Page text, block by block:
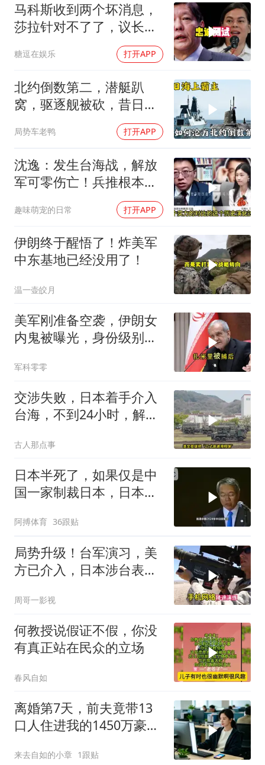
奋力开创中国式现代化建设新局面
马科斯收到两个坏消息，
莎拉针对不了了，议长反
糖逗在娱乐 打开APP
北约倒数第二，潜艇趴
窝，驱逐舰被砍，昔日的
局势车老鸭 打开APP
沈逸：发生台海战，解放
军可零伤亡！兵推根本没
趣味萌宠的日常 打开APP
伊朗终于醒悟了！炸美军
中东基地已经没用了！
温一壶皎月
美军刚准备空袭，伊朗女
内鬼被曝光，身份级别很
军科零零
交涉失败，日本着手介入
台海，不到24小时，解放
古人那点事
日本半死了，如果仅是中
国一家制裁日本，日本可
阿搏体育 36跟贴
局势升级！台军演习，美
方已介入，日本涉台表述
周哥一影视
何教授说假证不假，你没
有真正站在民众的立场
春风自如
离婚第7天，前夫竟带13
口人住进我的1450万豪
来去自如的小章 1跟贴